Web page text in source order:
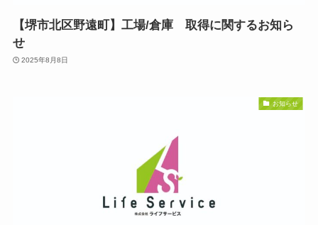
【堺市北区野遠町】工場/倉庫 取得に関するお知ら
せ
2025年8月8日
お知らせ